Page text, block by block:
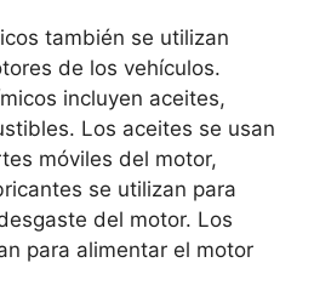
también se utilizan
de los vehículos.
incluyen aceites,
Los aceites se usan
móviles del motor,
se utilizan para
del motor. Los
para alimentar el motor